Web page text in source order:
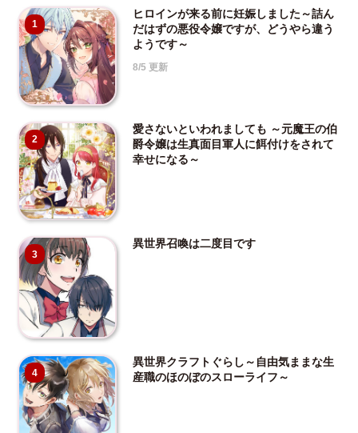
1
ヒロインが来る前に妊娠しました～詰ん
だはずの悪役令嬢ですが、どうやら違う
ようです～
8/5 更新
2
愛さないといわれましても ～元魔王の伯
爵令嬢は生真面目軍人に餌付けをされて
幸せになる～
3
異世界召喚は二度目です
4
異世界クラフトぐらし～自由気ままな生
産職のほのぼのスローライフ～